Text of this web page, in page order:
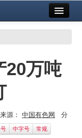
20万吨
来源： 中国有色网
分
中字号 常规